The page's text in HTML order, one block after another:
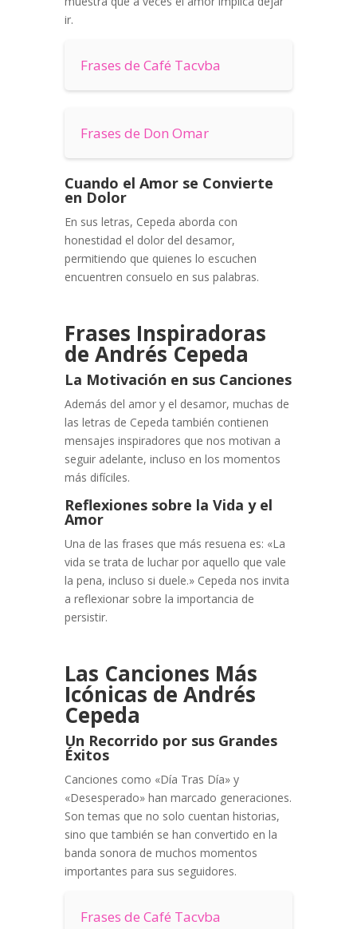
ir.
Frases de Café Tacvba
Frases de Don Omar
Cuando el Amor se Convierte
en Dolor
En sus letras, Cepeda aborda con
honestidad el dolor del desamor,
permitiendo que quienes lo escuchen
encuentren consuelo en sus palabras.
Frases Inspiradoras
de Andrés Cepeda
La Motivación en sus Canciones
Además del amor y el desamor, muchas de
las letras de Cepeda también contienen
mensajes inspiradores que nos motivan a
seguir adelante, incluso en los momentos
más difíciles.
Reflexiones sobre la Vida y el
Amor
Una de las frases que más resuena es: «La
vida se trata de luchar por aquello que vale
la pena, incluso si duele.» Cepeda nos invita
a reflexionar sobre la importancia de
persistir.
Las Canciones Más
Icónicas de Andrés
Cepeda
Un Recorrido por sus Grandes
Éxitos
Canciones como «Día Tras Día» y
«Desesperado» han marcado generaciones.
Son temas que no solo cuentan historias,
sino que también se han convertido en la
banda sonora de muchos momentos
importantes para sus seguidores.
Frases de Café Tacvba